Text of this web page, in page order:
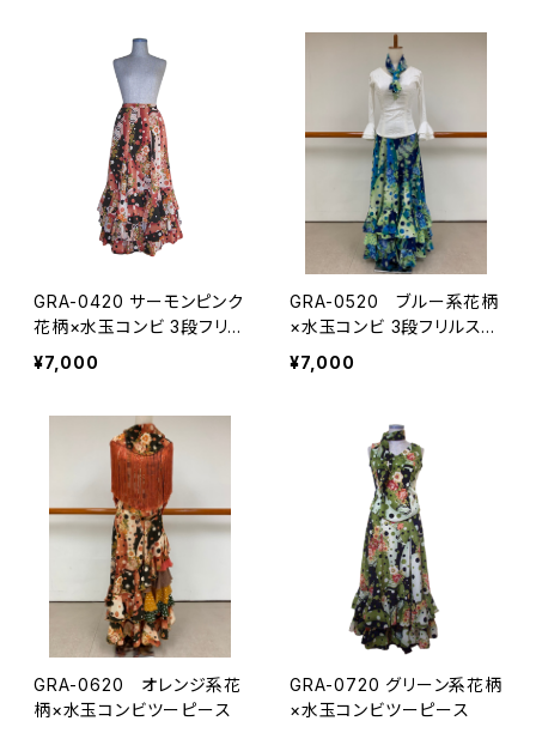
GRA-0420 サーモンピンク
花柄×水玉コンビ 3段フリル
スカート
¥7,000
GRA-0520 ブルー系花柄
×水玉コンビ 3段フリルスカ
ート
¥7,000
GRA-0620 オレンジ系花
柄×水玉コンビツーピース
GRA-0720 グリーン系花柄
×水玉コンビツーピース